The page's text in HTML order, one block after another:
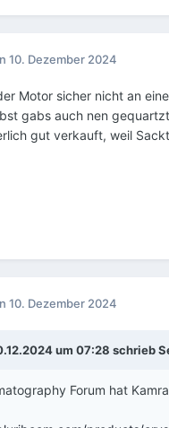
10. Dezember 2024
Motor sicher nicht an
gabs auch nen
gut verkauft, weil
10. Dezember 2024
um 07:28 schrieb
Forum hat